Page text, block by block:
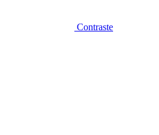
Contraste